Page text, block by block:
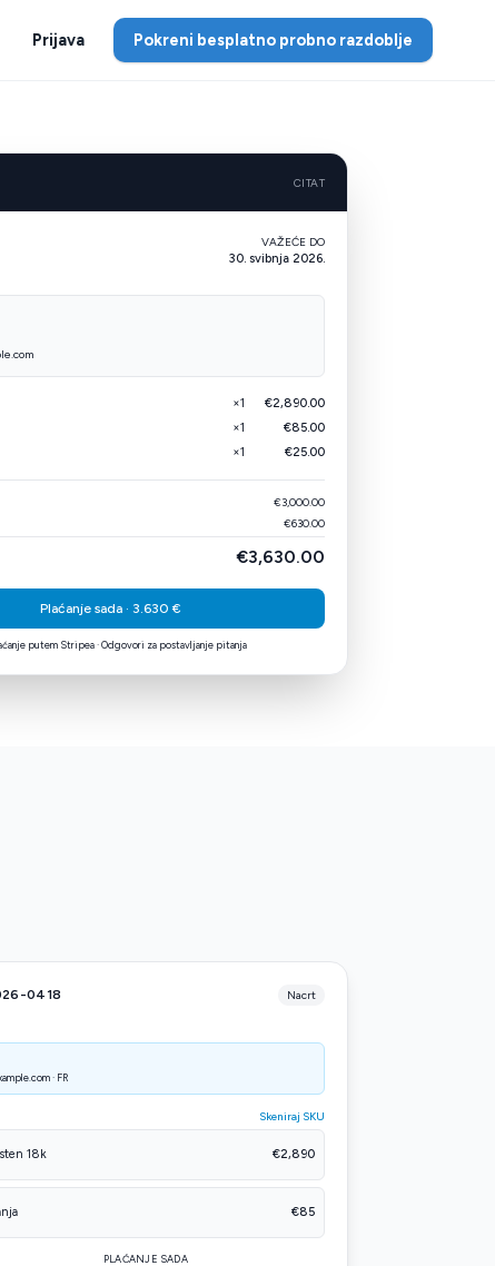
Prijava Pokreni besplatno probno razdoblje
CITAT
VAŽEĆE DO
30. svibnja 2026.
×1
€2,890.00
×1
€85.00
×1 €25.00
€3,000.00
€630.00
€3,630.00
Plaćanje sada · 3.630 €
putem Stripea · Odgovori za postavljanje pitanja
0418 Nacrt
· FR
Skeniraj SKU
18k €2,890
€85
PLAĆANJE SADA